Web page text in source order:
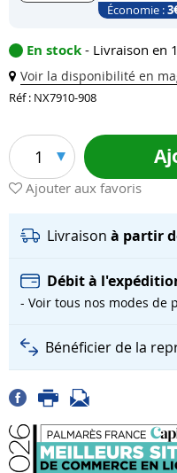
Économie :3
En stock - Livraison en
Voir la disponibilité en
Réf : NX7910-908
1
Ajouter aux favoris
Livraison à partir
Débit à
- Voir tous nos modes de
Bénéficier de la